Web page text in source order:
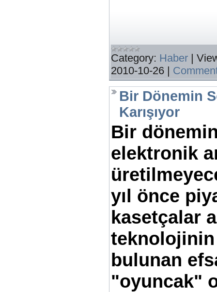
Category: Haber |
2010-10-26 |
Bir Dönemin
Karışıyor
Bir
elektronik
yıl önce
kasetçalar
teknolojinin
bulunan
"oyuncak"